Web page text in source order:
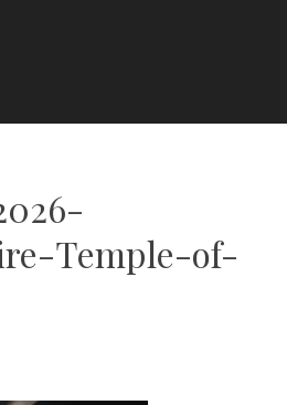
Temple-of-